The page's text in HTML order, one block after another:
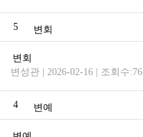
5 변회
변회
변성관 | 2026-02-16 | 조회수:76
4 변예